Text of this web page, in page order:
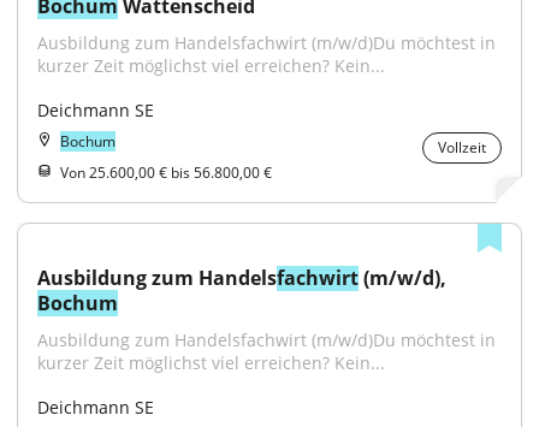
Bochum Wattenscheid
Ausbildung zum Handelsfachwirt (m/w/d)Du möchtest in
kurzer Zeit möglichst viel erreichen? Kein...
Deichmann SE
Bochum
Vollzeit
Von 25.600,00 € bis 56.800,00 €
Ausbildung zum Handelsfachwirt
Bochum
Ausbildung zum Handelsfachwirt (m/w/d)Du möchtest in
kurzer Zeit möglichst viel erreichen? Kein...
Deichmann SE